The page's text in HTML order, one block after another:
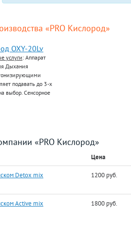
«PRO Кислород»
OXY-20Lv
услуги: Аппарат
Дыхания
подавать до 3-х
выбор. Сенсорное
«PRO Кислород»
Цена
Detox mix
1200 руб.
Active mix
1800 руб.